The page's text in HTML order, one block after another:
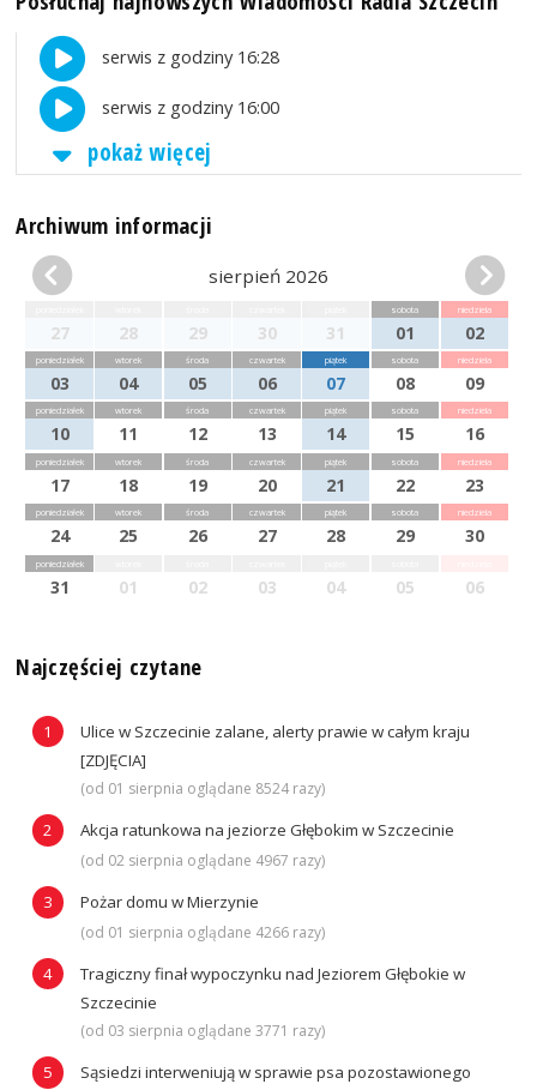
serwis z godziny 16:28
serwis z godziny 16:00
pokaż więcej
Archiwum informacji
sierpień 2026
27 28 29 30 31
sobota
01
niedziela
02
poniedziałek
03
wtorek
04
środa
05
czwartek
06
piątek
07
sobota
08
niedziela
09
poniedziałek
10
wtorek
11
środa
12
czwartek
13
piątek
14
sobota
15
niedziela
16
poniedziałek
17
wtorek
18
środa
19
czwartek
20
piątek
21
sobota
22
niedziela
23
poniedziałek
24
wtorek
25
środa
26
czwartek
27
piątek
28
sobota
29
niedziela
30
poniedziałek
31 01 02 03 04 05 06
Najczęściej czytane
Ulice w Szczecinie zalane, alerty prawie w całym kraju
[ZDJĘCIA]
(od 01 sierpnia oglądane 8524 razy)
Akcja ratunkowa na jeziorze Głębokim w Szczecinie
(od 02 sierpnia oglądane 4967 razy)
Pożar domu w Mierzynie
(od 01 sierpnia oglądane 4266 razy)
Tragiczny finał wypoczynku nad Jeziorem Głębokie w
Szczecinie
(od 03 sierpnia oglądane 3771 razy)
Sąsiedzi interweniują w sprawie psa pozostawionego